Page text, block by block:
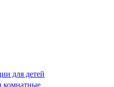
для детей
комнатные